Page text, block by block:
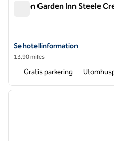
Hilton Garden Inn Steele
Hilton Garden Inn Steele
Visa hotelluppgifter för Hilton
Se hotellinformation
13,90 miles
Gratis parkering
1 av 12